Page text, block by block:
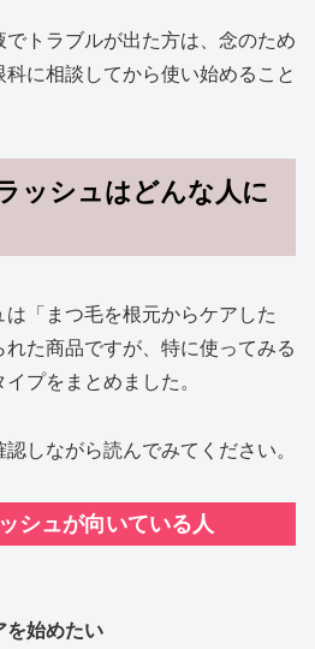
トラブルが出た方は、念のため
に相談してから使い始めること
ッシュはどんな人に
「まつ毛を根元からケアした
た商品ですが、特に使ってみる
プをまとめました。
しながら読んでみてください。
シュが向いている人
を始めたい